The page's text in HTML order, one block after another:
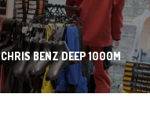
CHRIS BENZ DEEP 1000M